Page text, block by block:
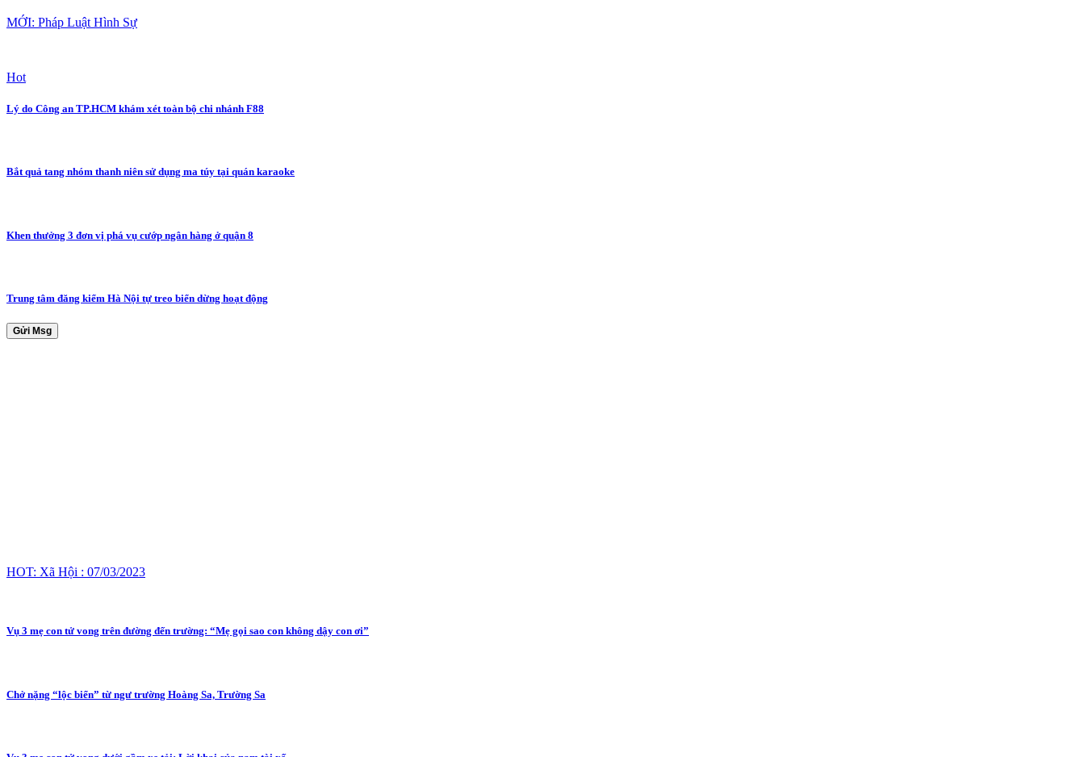
MỚI: Pháp Luật Hình Sự
Hot
Lý do Công an TP.HCM khám xét toàn bộ chi nhánh F88
Bắt quả tang nhóm thanh niên sử dụng ma túy tại quán karaoke
Khen thưởng 3 đơn vị phá vụ cướp ngân hàng ở quận 8
Trung tâm đăng kiểm Hà Nội tự treo biển dừng hoạt động
Gửi Msg
HOT: Xã Hội : 07/03/2023
Vụ 3 mẹ con tử vong trên đường đến trường: “Mẹ gọi sao con không dậy con ơi”
Chở nặng “lộc biển” từ ngư trường Hoàng Sa, Trường Sa